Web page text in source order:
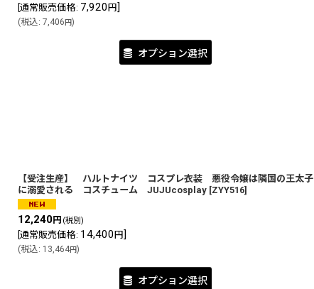
通常販売価格: 7,920 円]
(税込: 7,406 円)
オプション選択
【受注生産】 ハルトナイツ コスプレ衣装 悪役令嬢は隣国の王太子
に溺愛される コスチューム JUJUcosplay [ZYY516]
12,240円 (税別)
通常販売価格: 14,400 円]
(税込: 13,464円)
オプション選択